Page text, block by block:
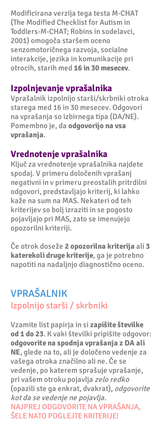
Modificirana verzija tega testa M-CHAT
(The Modified Checklist for Autism in
Toddlers-M-CHAT; Robins in sodelavci,
2001) omogoča staršem oceno
senzomotoričnega razvoja, socialne
interakcije, jezika in komunikacije pri
otrocih, starih med 16 in 30 mesecev.
Izpolnjevanje vprašalnika
Vprašalnik izpolnijo starši/skrbniki otroka
starega med 16 in 30 mesecev. Odgovori
na vprašanja so izbirnega tipa (DA/NE).
Pomembno je, da odgovorijo na vsa
vprašanja.
Vrednotenje vprašalnika
Ključ za vrednotenje vprašalnika najdete
spodaj. V primeru določenih vprašanj
negativni in v primeru preostalih pritrdilni
odgovori, predstavljajo kriterij, ki lahko
kaže na sum na MAS. Nekateri od teh
kriterijev so bolj izraziti in se pogosto
pojavljajo pri MAS, zato se imenujejo
opozorilni kriteriji.
Če otrok doseže 2 opozorilna kriterija ali 3
katerekoli druge kriterije, ga je potrebno
napotiti na nadaljnjo diagnostično oceno.
VPRAŠALNIK
Izpolnijo starši / skrbniki
Vzamite list papirja in si zapišite številke
od 1 do 23. K vaki številki pripišite odgovor:
odgovorite na spodnja vprašanja z DA ali
NE, glede na to, ali je določeno vedenje za
vašega otroka značilno ali ne. Če se
vedenje, po katerem sprašuje vprašanje,
pri vašem otroku pojavlja zelo redko
(opazili ste ga enkrat, dvakrat), odgovorite
kot da se vedenje ne pojavlja.
NAJPREJ ODGOVORITE NA VPRAŠANJA,
ŠELE NATO POGLEJTE KRITERIJE!